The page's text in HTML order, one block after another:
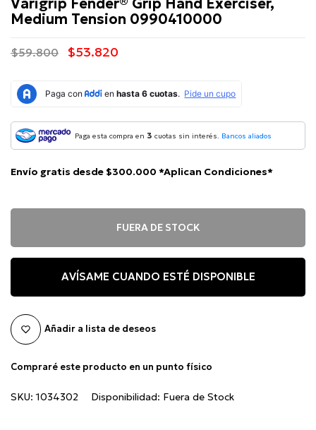
Medium Tension 0990410000
$59.800 $53.820
Paga esta compra en 3 cuotas sin interés. Bancos aliados
Envío gratis desde $300.000 *Aplican Condiciones*
FUERA DE STOCK
AVÍSAME CUANDO ESTÉ DISPONIBLE
Añadir a lista de deseos
Compraré este producto en un punto físico
SKU: 1034302 Disponibilidad: Fuera de Stock